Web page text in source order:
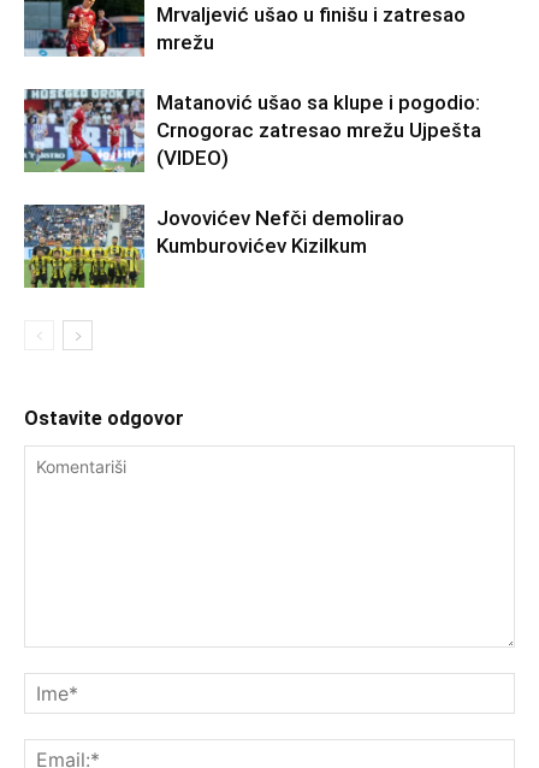
Mrvaljević ušao u finišu i zatresao
mrežu
Matanović ušao sa klupe i pogodio:
Crnogorac zatresao mrežu Ujpešta
(VIDEO)
Jovovićev Nefči demolirao
Kumburovićev Kizilkum
Ostavite odgovor